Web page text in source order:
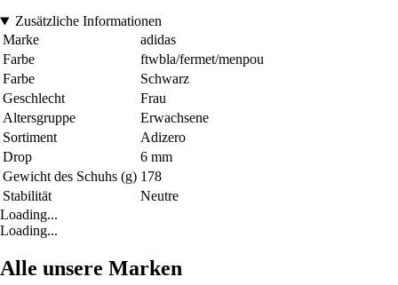
Zusätzliche Informationen
Marke
adidas
Farbe
ftwbla/fermet/menpou
Farbe
Schwarz
Geschlecht
Frau
Altersgruppe
Erwachsene
Sortiment
Adizero
Drop
6 mm
Gewicht des Schuhs (g) 178
Stabilität
Neutre
Loading...
Loading...
Alle unsere Marken